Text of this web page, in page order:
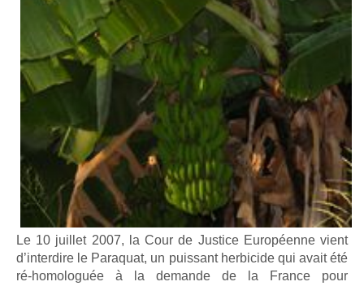
Le 10 juillet 2007, la Cour de Justice Européenne vient
d’interdire le Paraquat, un puissant herbicide qui avait été
ré-homologuée à la demande de la France pour